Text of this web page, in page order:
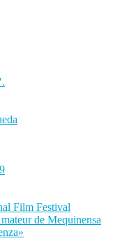
Film Festival
de Mequinensa